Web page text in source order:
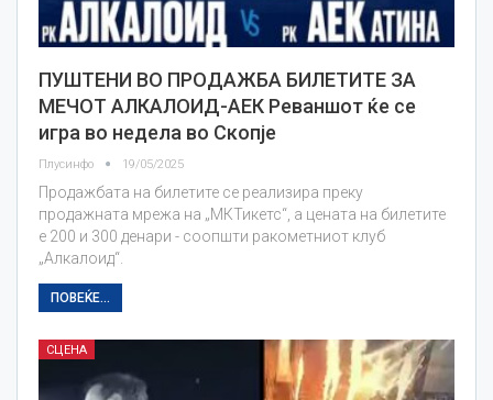
ПУШТЕНИ ВО ПРОДАЖБА БИЛЕТИТЕ ЗА
МЕЧОТ АЛКАЛОИД-АЕК Реваншот ќе се
игра во недела во Скопје
Плусинфо 19/05/2025
Продажбата на билетите се реализира преку
продажната мрежа на „МКТикетс“, а цената на билетите
е 200 и 300 денари - соопшти ракометниот клуб
„Алкалоид“.
ПОВЕЌЕ...
СЦЕНА